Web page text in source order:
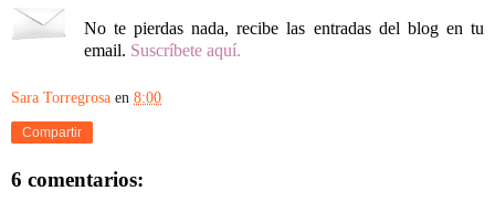
No te pierdas nada, recibe las entradas del blog en tu
email. Suscríbete aquí.
Sara Torregrosa en 8:00
Compartir
6 comentarios: